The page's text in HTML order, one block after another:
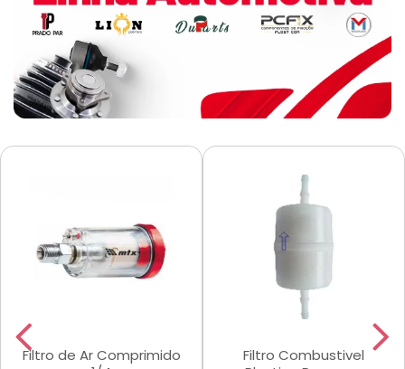
Filtro de Ar Comprimido
Filtro Combustivel